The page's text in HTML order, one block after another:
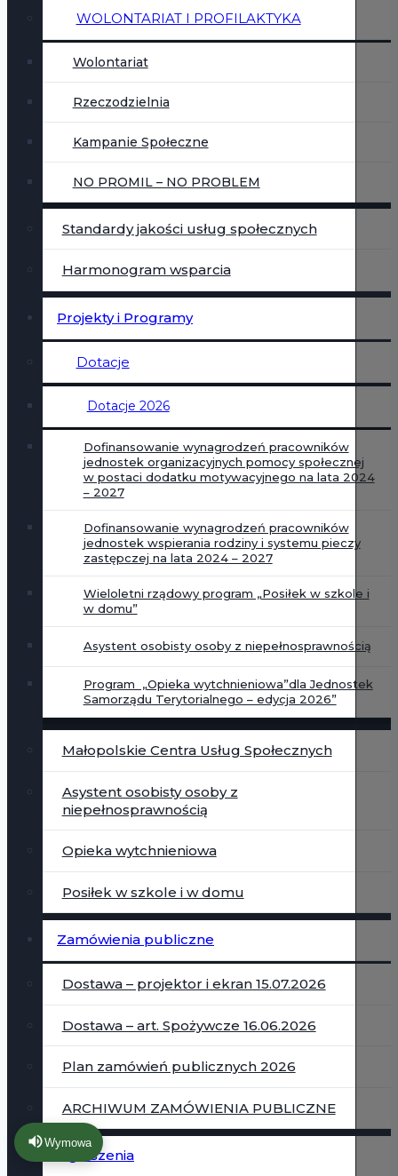
WOLONTARIAT I PROFILAKTYKA
Wolontariat
Rzeczodzielnia
Kampanie Społeczne
NO PROMIL – NO PROBLEM
Standardy jakości usług społecznych
Harmonogram wsparcia
Projekty i Programy
Dotacje
Dotacje 2026
Dofinansowanie wynagrodzeń pracowników
jednostek organizacyjnych pomocy społecznej
w postaci dodatku motywacyjnego na lata 2024
– 2027
Dofinansowanie wynagrodzeń pracowników
jednostek wspierania rodziny i systemu pieczy
zastępczej na lata 2024 – 2027
Wieloletni rządowy program „Posiłek w szkole i
w domu”
Asystent osobisty osoby z niepełnosprawnością
Program „Opieka wytchnieniowa”dla Jednostek
Samorządu Terytorialnego – edycja 2026”
Małopolskie Centra Usług Społecznych
Asystent osobisty osoby z
niepełnosprawnością
Opieka wytchnieniowa
Posiłek w szkole i w domu
Zamówienia publiczne
Dostawa – projektor i ekran 15.07.2026
Dostawa – art. Spożywcze 16.06.2026
Plan zamówień publicznych 2026
ARCHIWUM ZAMÓWIENIA PUBLICZNE
Ogłoszenia
Wymowa